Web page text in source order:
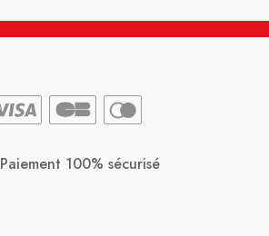
Paiement 100% sécurisé